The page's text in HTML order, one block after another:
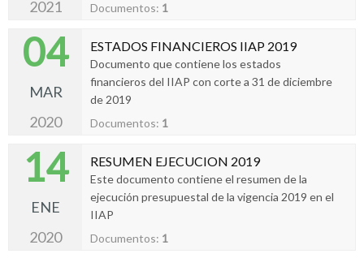
2021
Documentos: 1
04
MAR
2020
ESTADOS FINANCIEROS IIAP 2019
Documento que contiene los estados
financieros del IIAP con corte a 31 de diciembre
de 2019
Documentos: 1
14
ENE
2020
RESUMEN EJECUCION 2019
Este documento contiene el resumen de la
ejecución presupuestal de la vigencia 2019 en el
IIAP
Documentos: 1